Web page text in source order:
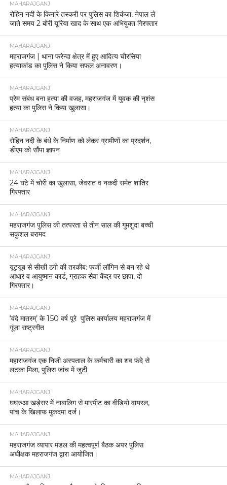
MAHARAJGANJ
रोहिन नदी के किनारे तस्करी पर पुलिस का शिकंजा, नेपाल ले
जाते समय 2 बोरी यूरिया खाद के साथ एक अभियुक्त गिरफ्तार
MAHARAJGANJ
महराजगंज | थाना फरेन्दा क्षेत्र में हुए आदित्य चौरसिया
हत्याकांड का पुलिस ने किया सफल अनावरण।
MAHARAJGANJ
प्रेम संबंध बना हत्या की वजह, महराजगंज में युवक की नृशंस
हत्या का पुलिस ने किया खुलासा।
MAHARAJGANJ
रोहिन नदी के बंधे के निर्माण को लेकर ग्रामीणों का प्रदर्शन,
डीएम को सौंपा ज्ञापन
MAHARAJGANJ
24 घंटे में चोरी का खुलासा, जेवरात व नकदी समेत शातिर
गिरफ्तार
MAHARAJGANJ
महराजगंज पुलिस की तत्परता से तीन साल की गुमशुदा बच्ची
सकुशल बरामद
MAHARAJGANJ
यूट्यूब से सीखी ठगी की तरकीब: फर्जी लॉगिन से बन रहे थे
आधार व आयुष्मान कार्ड, ग्राहक सेवा केंद्र पर छापा, दो
गिरफ्तार।
MAHARAJGANJ
‘वंदे मातरम्’ के 150 वर्ष पूरे पुलिस कार्यालय महराजगंज में
गूंजा राष्ट्रगीत
MAHARAJGANJ
महाराजगंज एक निजी अस्पताल के कर्मचारी का शव फंदे से
लटका मिला, पुलिस जांच में जुटी
MAHARAJGANJ
घघरुआ खड़ेसर में नाबालिग से मारपीट का वीडियो वायरल,
पांच के खिलाफ मुकदमा दर्ज।
MAHARAJGANJ
महराजगंज व्यापार मंडल की महत्वपूर्ण बैठक अपर पुलिस
अधीक्षक महराजगंज द्वारा आयोजित।
MAHARAJGANJ